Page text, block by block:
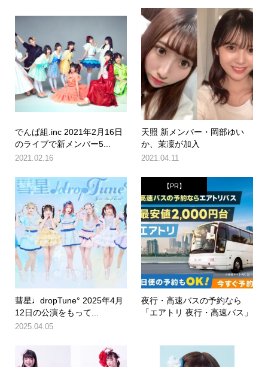
でんぱ組.inc 2021年2月16日
のライブで新メンバー5...
2021.02.16
天照 新メンバー・岡部ゆい
か、茉凜が加入
2021.04.11
彗星♩dropTune° 2025年4月
12日の公演をもって...
2025.04.05
【PR】
夜行・高速バスの予約なら
「エアトリ 夜行・高速バス」